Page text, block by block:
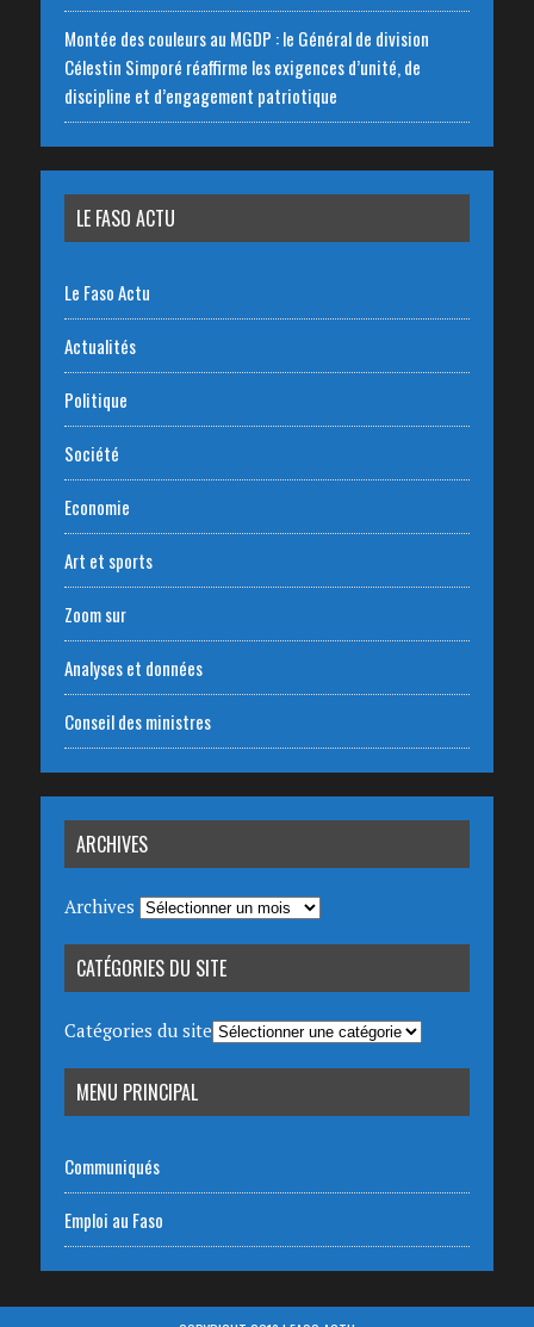
Montée des couleurs au MGDP : le Général de division
Célestin Simporé réaffirme les exigences d’unité, de
discipline et d’engagement patriotique
LE FASO ACTU
Le Faso Actu
Actualités
Politique
Société
Economie
Art et sports
Zoom sur
Analyses et données
Conseil des ministres
ARCHIVES
Archives
CATÉGORIES DU SITE
Catégories du site
MENU PRINCIPAL
Communiqués
Emploi au Faso